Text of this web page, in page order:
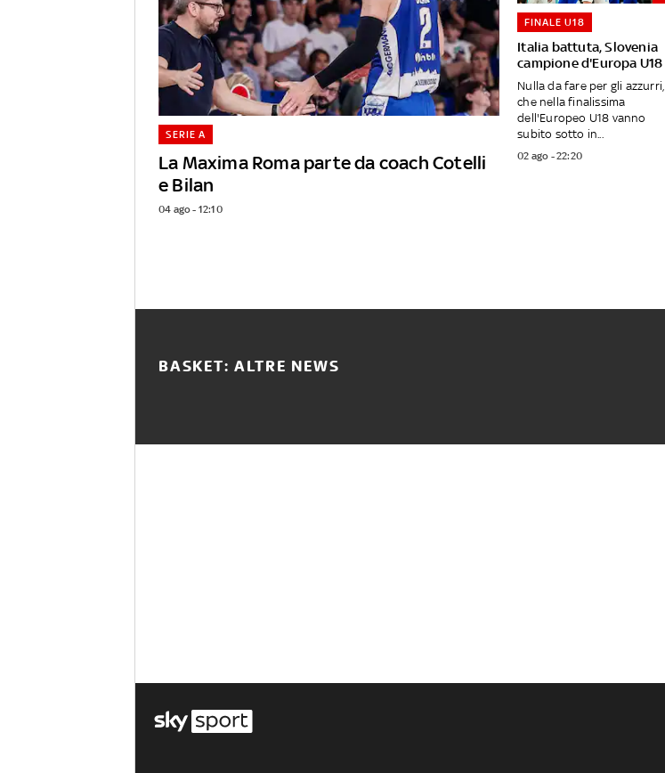
La Maxima Roma parte da coach Cotelli
e Bilan
SERIE A
04 ago - 12:10
Italia battuta, Slovenia
campione d'Europa U18
FINALE U18
Nulla da fare per gli azzurri,
che nella finalissima
dell'Europeo U18 vanno
subito sotto in...
02 ago - 22:20
BASKET: ALTRE NEWS